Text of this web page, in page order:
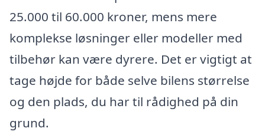
25.000 til 60.000 kroner, mens mere
komplekse løsninger eller modeller med
tilbehør kan være dyrere. Det er vigtigt at
tage højde for både selve bilens størrelse
og den plads, du har til rådighed på din
grund.